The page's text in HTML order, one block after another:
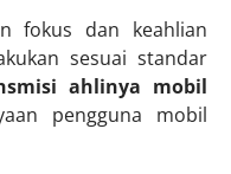
fokus dan keahlian
sesuai standar
ahlinya mobil
pengguna mobil